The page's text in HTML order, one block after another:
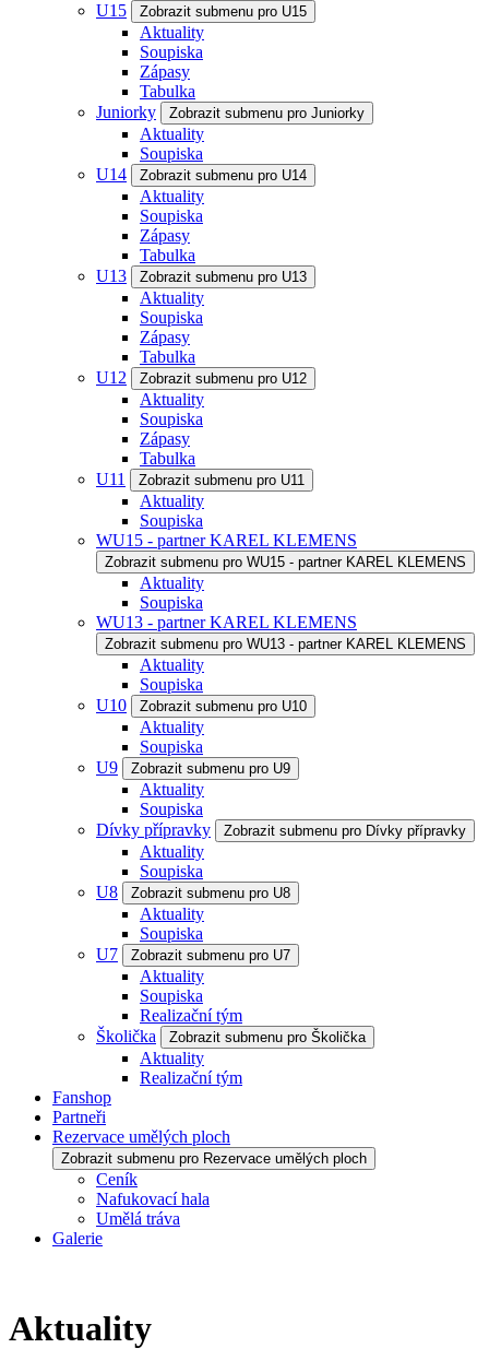
U15
Zobrazit submenu pro U15
Aktuality
Soupiska
Zápasy
Tabulka
Juniorky
Zobrazit submenu pro Juniorky
Aktuality
Soupiska
U14
Zobrazit submenu pro U14
Aktuality
Soupiska
Zápasy
Tabulka
U13
Zobrazit submenu pro U13
Aktuality
Soupiska
Zápasy
Tabulka
U12
Zobrazit submenu pro U12
Aktuality
Soupiska
Zápasy
Tabulka
U11
Zobrazit submenu pro U11
Aktuality
Soupiska
WU15 - partner KAREL KLEMENS
Zobrazit submenu pro WU15 - partner KAREL KLEMENS
Aktuality
Soupiska
WU13 - partner KAREL KLEMENS
Zobrazit submenu pro WU13 - partner KAREL KLEMENS
Aktuality
Soupiska
U10
Zobrazit submenu pro U10
Aktuality
Soupiska
U9
Zobrazit submenu pro U9
Aktuality
Soupiska
Dívky přípravky
Zobrazit submenu pro Dívky přípravky
Aktuality
Soupiska
U8
Zobrazit submenu pro U8
Aktuality
Soupiska
U7
Zobrazit submenu pro U7
Aktuality
Soupiska
Realizační tým
Školička
Zobrazit submenu pro Školička
Aktuality
Realizační tým
Fanshop
Partneři
Rezervace umělých ploch
Zobrazit submenu pro Rezervace umělých ploch
Ceník
Nafukovací hala
Umělá tráva
Galerie
Aktuality